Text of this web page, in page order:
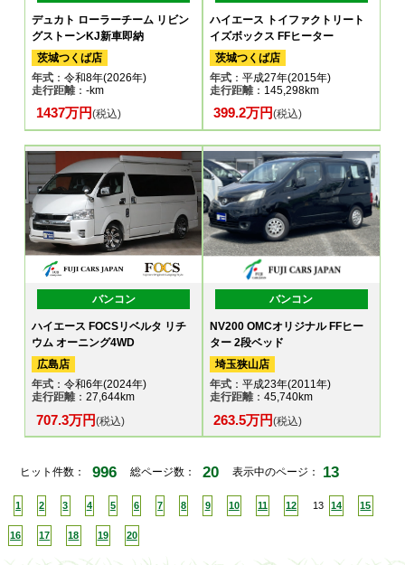
デュカト ローラーチーム リビン
グストーンKJ新車即納
茨城つくば店
年式 ：令和8年(2026年)
走行距離：-km
1437万円(税込)
ハイエース トイファクトリート
イズボックス FFヒーター
茨城つくば店
年式：平成27年(2015年)
走行距離：145,298km
399.2万円(税込)
バンコン
ハイエース FOCSリベルタ リチ
ウム オーニング4WD
広島店
年式 ：令和6年(2024年)
走行距離：27,644km
707.3万円(税込)
バンコン
NV200 OMCオリジナル FFヒー
ター 2段ベッド
埼玉狭山店
年式：平成23年(2011年)
走行距離：45,740km
263.5万円(税込)
ヒット件数： 996 総ページ数： 20 表示中のページ： 13
1 2 3 4 5 6 7 8 9 10 11 12 13 14 15
16 17 18 19 20